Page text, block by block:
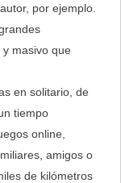
por ejemplo.
masivo que
en solitario, de
tiempo
online,
amigos o
de kilómetros